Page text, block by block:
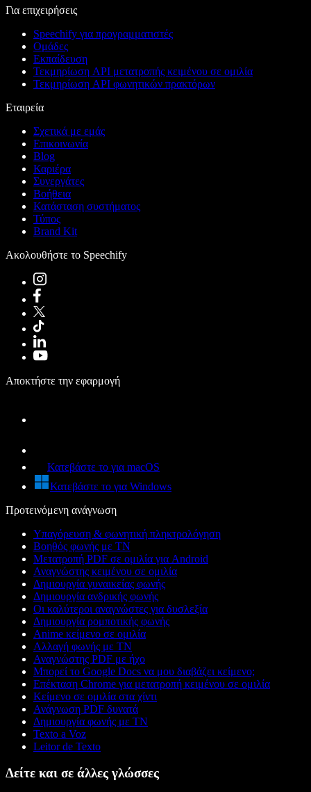
Για επιχειρήσεις
Speechify για προγραμματιστές
Ομάδες
Εκπαίδευση
Τεκμηρίωση API μετατροπής κειμένου σε ομιλία
Τεκμηρίωση API φωνητικών πρακτόρων
Εταιρεία
Σχετικά με εμάς
Επικοινωνία
Blog
Καριέρα
Συνεργάτες
Βοήθεια
Κατάσταση συστήματος
Τύπος
Brand Kit
Ακολουθήστε το Speechify
Αποκτήστε την εφαρμογή
Κατεβάστε το για macOS
Κατεβάστε το για Windows
Προτεινόμενη ανάγνωση
Υπαγόρευση & φωνητική πληκτρολόγηση
Βοηθός φωνής με ΤΝ
Μετατροπή PDF σε ομιλία για Android
Αναγνώστης κειμένου σε ομιλία
Δημιουργία γυναικείας φωνής
Δημιουργία ανδρικής φωνής
Οι καλύτεροι αναγνώστες για δυσλεξία
Δημιουργία ρομποτικής φωνής
Anime κείμενο σε ομιλία
Αλλαγή φωνής με ΤΝ
Αναγνώστης PDF με ήχο
Μπορεί το Google Docs να μου διαβάζει κείμενο;
Επέκταση Chrome για μετατροπή κειμένου σε ομιλία
Κείμενο σε ομιλία στα χίντι
Ανάγνωση PDF δυνατά
Δημιουργία φωνής με ΤΝ
Texto a Voz
Leitor de Texto
Δείτε και σε άλλες γλώσσες